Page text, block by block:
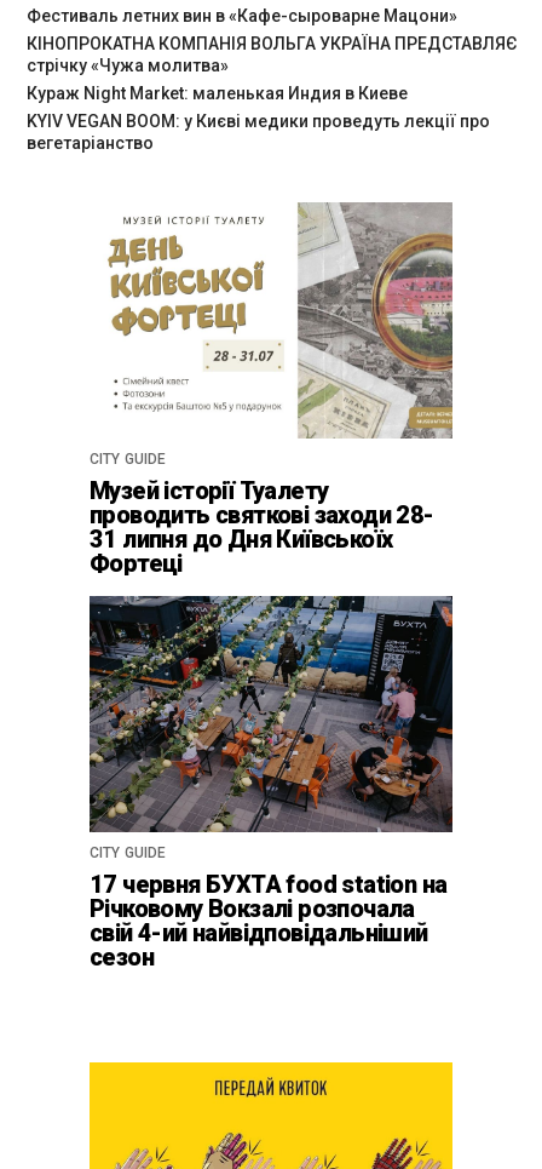
Фестиваль летних вин в «Кафе-сыроварне Мацони»
КІНОПРОКАТНА КОМПАНІЯ ВОЛЬГА УКРАЇНА ПРЕДСТАВЛЯЄ
стрічку «Чужа молитва»
Кураж Night Market: маленькая Индия в Киеве
KYIV VEGAN BOOM: у Києві медики проведуть лекції про
вегетаріанство
CITY GUIDE
Музей історії Туалету
проводить святкові заходи 28-
31 липня до Дня Київськоїх
Фортеці
CITY GUIDE
17 червня БУХТА food station на
Річковому Вокзалі розпочала
свій 4-ий найвідповідальніший
сезон